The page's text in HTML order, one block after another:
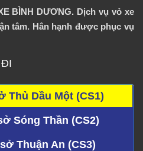
BÌNH DƯƠNG. Dịch vụ vỏ xe
tâm. Hân hạnh được phục vụ
Thủ Dầu Một (CS1)
Sóng Thần (CS2)
Thuận An (CS3)